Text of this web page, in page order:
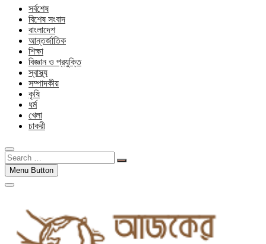
সর্বশেষ
বিশেষ সংবাদ
বাংলাদেশ
আন্তর্জাতিক
শিক্ষা
বিজ্ঞান ও প্রযুক্তি
স্বাস্থ্য
সম্পাদকীয়
কৃষি
ধর্ম
খেলা
চাকরী
Search
…Menu Button